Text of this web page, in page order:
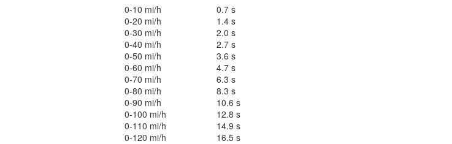
0-10 mi/h
0.7 s
0-20 mi/h
1.4 s
0-30 mi/h
2.0 s
0-40 mi/h
2.7 s
0-50 mi/h
3.6 s
0-60 mi/h
4.7 s
0-70 mi/h
6.3 s
0-80 mi/h
8.3 s
0-90 mi/h
10.6 s
0-100 mi/h
12.8 s
0-110 mi/h
14.9 s
0-120 mi/h
16.5 s